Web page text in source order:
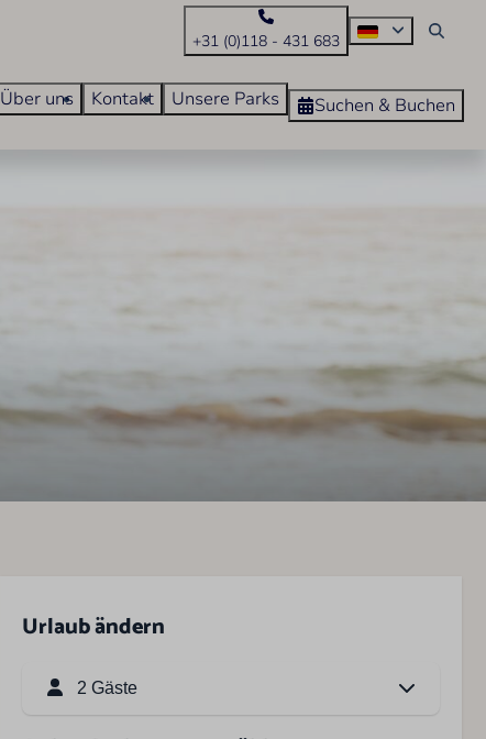
+31 (0)118 - 431 683
Über uns Kontakt Unsere Parks Suchen & Buchen
Urlaub ändern
2 Gäste